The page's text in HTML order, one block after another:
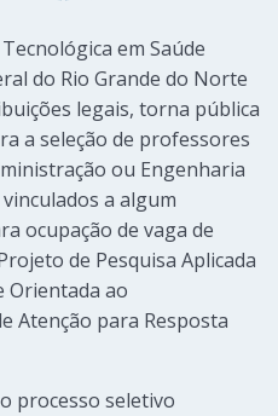
em Saúde
do Rio Grande do Norte
legais, torna pública
a seleção de professores
ou Engenharia
a algum
ocupação de vaga de
de Pesquisa Aplicada
Orientada ao
Atenção para Resposta
processo seletivo